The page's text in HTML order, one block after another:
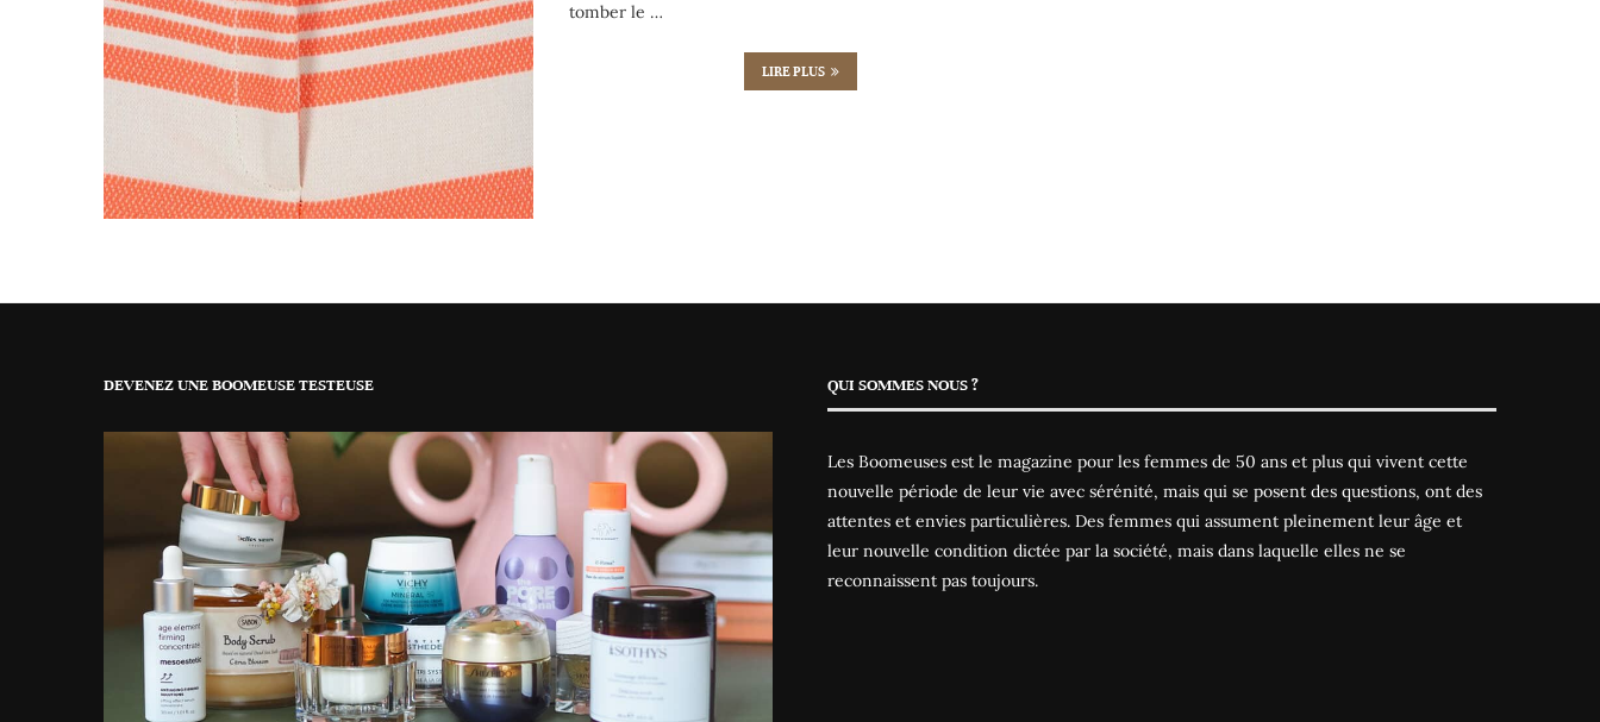
tomber le …
LIRE PLUS
DEVENEZ UNE BOOMEUSE TESTEUSE QUI SOMMES NOUS ?
Les Boomeuses est le magazine pour les femmes de 50 ans et plus qui vivent cette
nouvelle période de leur vie avec sérénité, mais qui se posent des questions, ont des
attentes et envies particulières. Des femmes qui assument pleinement leur âge et
leur nouvelle condition dictée par la société, mais dans laquelle elles ne se
reconnaissent pas toujours.